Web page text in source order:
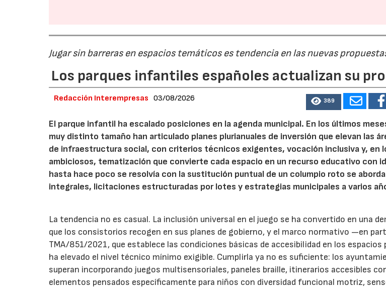
Jugar sin barreras en espacios temáticos es tendencia en las nuevas
Los parques infantiles españoles actualizan su
Redacción Interempresas 03/08/2026 389
El parque infantil ha escalado posiciones en la agenda municipal. En los últimos
muy distinto tamaño han articulado planes plurianuales de inversión que elevan las
de infraestructura social, con criterios técnicos exigentes, vocación inclusiva y, en
ambiciosos, tematización que convierte cada espacio en un recurso educativo con
hasta hace poco se resolvía con la sustitución puntual de un columpio roto se
integrales, licitaciones estructuradas por lotes y estrategias municipales a varios
La tendencia no es casual. La inclusión universal en el juego se ha convertido en una
que los consistorios recogen en sus planes de gobierno, y el marco normativo —en
TMA/851/2021, que establece las condiciones básicas de accesibilidad en los
ha elevado el nivel técnico mínimo exigible. Cumplirla ya no es suficiente: los
superan incorporando juegos multisensoriales, paneles braille, itinerarios accesibles
elementos pensados específicamente para niños con diversidad funcional motriz,